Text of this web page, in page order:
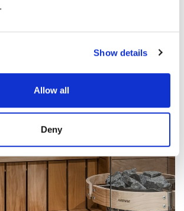
Show details
Allow all
Deny